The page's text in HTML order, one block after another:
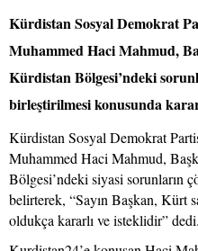
Kürdistan Sosyal Demokrat
Muhammed Haci Mahmud,
Kürdistan Bölgesi’ndeki
birleştirilmesi konusunda
Kürdistan Sosyal Demokrat
Muhammed Haci Mahmud,
Bölgesi’ndeki siyasi sorunların
belirterek, “Sayın Başkan, Kürt
oldukça kararlı ve isteklidir” dedi.